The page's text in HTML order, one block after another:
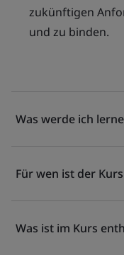
zukünftigen
und zu binden.
Was werde ich
Für wen ist der
Was ist im Kurs